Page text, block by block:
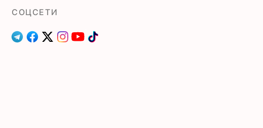
CОЦСЕТИ